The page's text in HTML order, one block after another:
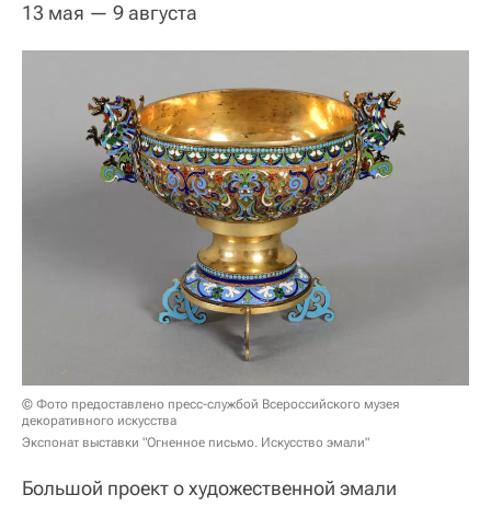
13 мая — 9 августа
© Фото предоставлено пресс-службой Всероссийского музея
декоративного искусства
Экспонат выставки "Огненное письмо. Искусство эмали"
Большой проект о художественной эмали